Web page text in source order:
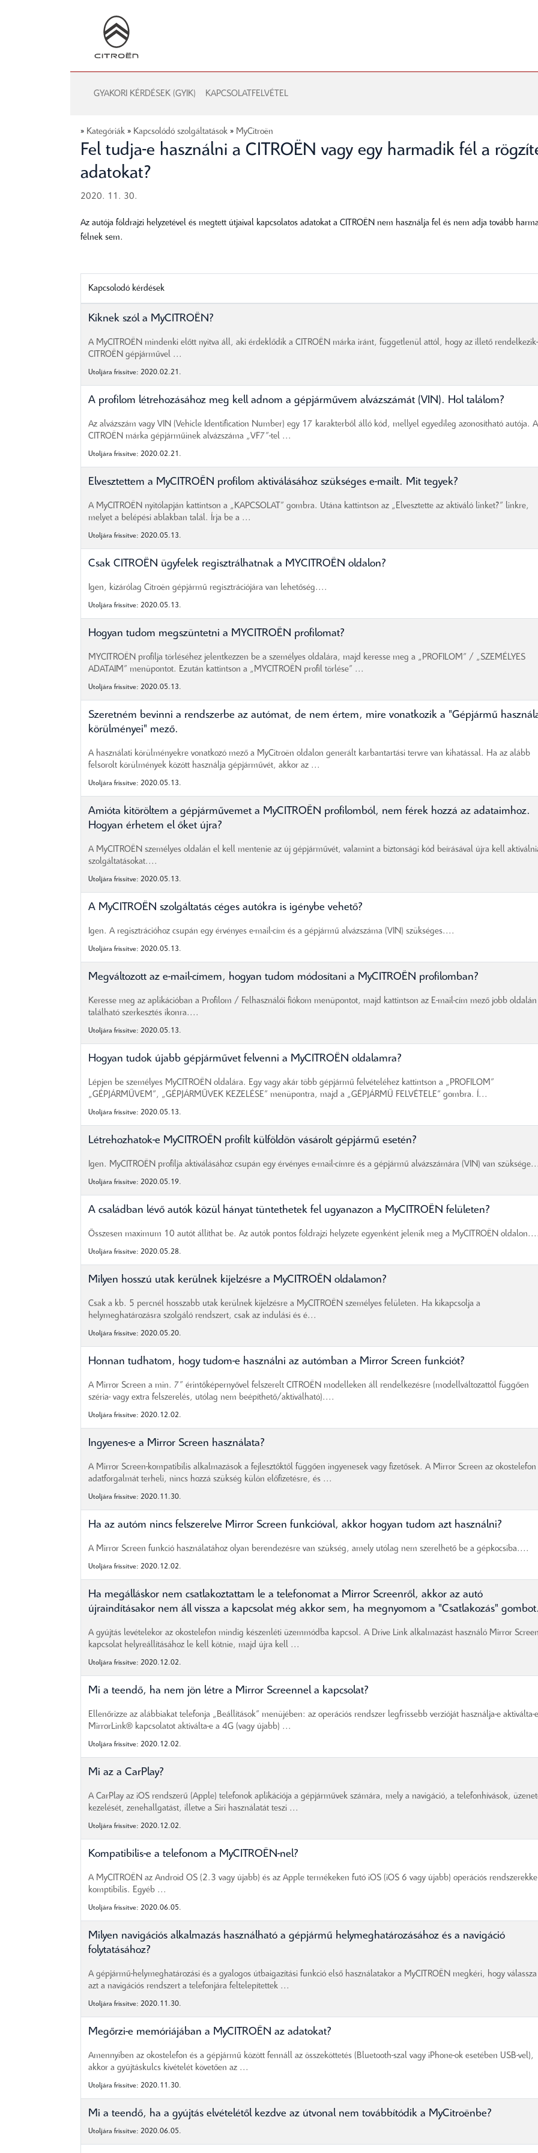
GYAKORI KÉRDÉSEK (GYIK) KAPCSOLATFELVÉTEL
» Kategóriák » Kapcsolódó szolgáltatások » MyCitroën
Fel tudja-e használni a CITROËN vagy egy harmadik fél a
adatokat?
2020. 11. 30.
Az autója földrajzi helyzetével és megtett útjaival kapcsolatos adatokat a CITROËN nem használja fel és nem adja tovább
félnek sem.
Kapcsolodó kérdések
Kiknek szól a MyCITROËN?
A MyCITROËN mindenki előtt nyitva áll, aki érdeklődik a CITROËN márka iránt, függetlenül attól, hogy az illető
CITROËN gépjárművel ...
Utoljára frissítve: 2020.02.21.
A profilom létrehozásához meg kell adnom a gépjárművem alvázszámát (VIN). Hol találom?
Az alvázszám vagy VIN (Vehicle Identification Number) egy 17 karakterből álló kód, mellyel egyedileg azonosítható autója. A
CITROËN márka gépjárműinek alvázszáma „VF7”-tel ...
Utoljára frissítve: 2020.02.21.
Elvesztettem a MyCITROËN profilom aktiválásához szükséges e-mailt. Mit tegyek?
A MyCITROËN nyitólapján kattintson a „KAPCSOLAT” gombra. Utána kattintson az „Elvesztette az aktiváló linket?” linkre,
melyet a belépési ablakban talál. Írja be a ...
Utoljára frissítve: 2020.05.13.
Csak CITROËN ügyfelek regisztrálhatnak a MYCITROËN oldalon?
Igen, kizárólag Citroën gépjármű regisztrációjára van lehetőség....
Utoljára frissítve: 2020.05.13.
Hogyan tudom megszüntetni a MYCITROËN profilomat?
MYCITROËN profilja törléséhez jelentkezzen be a személyes oldalára, majd keresse meg a „PROFILOM” / „SZEMÉLYES
ADATAIM” menüpontot. Ezután kattintson a „MYCITROËN profil törlése” ...
Utoljára frissítve: 2020.05.13.
Szeretném bevinni a rendszerbe az autómat, de nem értem, mire vonatkozik a "Gépjármű
körülményei" mező.
A használati körülményekre vonatkozó mező a MyCitroën oldalon generált karbantartási tervre van kihatással. Ha az alább
felsorolt körülmények között használja gépjárművét, akkor az ...
Utoljára frissítve: 2020.05.13.
Amióta kitöröltem a gépjárművemet a MyCITROËN profilomból, nem férek hozzá az adataimhoz.
Hogyan érhetem el őket újra?
A MyCITROËN személyes oldalán el kell mentenie az új gépjárművét, valamint a biztonsági kód beírásával újra kell
szolgáltatásokat....
Utoljára frissítve: 2020.05.13.
A MyCITROËN szolgáltatás céges autókra is igénybe vehető?
Igen. A regisztrációhoz csupán egy érvényes e-mail-cím és a gépjármű alvázszáma (VIN) szükséges....
Utoljára frissítve: 2020.05.13.
Megváltozott az e-mail-címem, hogyan tudom módosítani a MyCITROËN profilomban?
Keresse meg az aplikációban a Profilom / Felhasználói fiókom menüpontot, majd kattintson az E-mail-cím mező jobb oldalán
található szerkesztés ikonra....
Utoljára frissítve: 2020.05.13.
Hogyan tudok újabb gépjárművet felvenni a MyCITROËN oldalamra?
Lépjen be személyes MyCITROËN oldalára. Egy vagy akár több gépjármű felvételéhez kattintson a „PROFILOM”
„GÉPJÁRMŰVEM”, „GÉPJÁRMŰVEK KEZELÉSE” menüpontra, majd a „GÉPJÁRMŰ FELVÉTELE” gombra. Í...
Utoljára frissítve: 2020.05.13.
Létrehozhatok-e MyCITROËN profilt külföldön vásárolt gépjármű esetén?
Igen. MyCITROËN profilja aktiválásához csupán egy érvényes e-mail-címre és a gépjármű alvázszámára (VIN) van
Utoljára frissítve: 2020.05.19.
A családban lévő autók közül hányat tüntethetek fel ugyanazon a MyCITROËN felületen?
Összesen maximum 10 autót állíthat be. Az autók pontos földrajzi helyzete egyenként jelenik meg a MyCITROËN
Utoljára frissítve: 2020.05.28.
Milyen hosszú utak kerülnek kijelzésre a MyCITROËN oldalamon?
Csak a kb. 5 percnél hosszabb utak kerülnek kijelzésre a MyCITROËN személyes felületen. Ha kikapcsolja a
helymeghatározásra szolgáló rendszert, csak az indulási és é...
Utoljára frissítve: 2020.05.20.
Honnan tudhatom, hogy tudom-e használni az autómban a Mirror Screen funkciót?
A Mirror Screen a min. 7” érintőképernyővel felszerelt CITROËN modelleken áll rendelkezésre (modellváltozattól függően
széria- vagy extra felszerelés, utólag nem beépíthető/aktiválható)....
Utoljára frissítve: 2020.12.02.
Ingyenes-e a Mirror Screen használata?
A Mirror Screen-kompatibilis alkalmazások a fejlesztőktől függően ingyenesek vagy fizetősek. A Mirror Screen az okostelefon
adatforgalmát terheli, nincs hozzá szükség külön előfizetésre, és ...
Utoljára frissítve: 2020.11.30.
Ha az autóm nincs felszerelve Mirror Screen funkcióval, akkor hogyan tudom azt használni?
A Mirror Screen funkció használatához olyan berendezésre van szükség, amely utólag nem szerelhető be a gépkocsiba....
Utoljára frissítve: 2020.12.02.
Ha megálláskor nem csatlakoztattam le a telefonomat a Mirror Screenről, akkor az autó
újraindításakor nem áll vissza a kapcsolat még akkor sem, ha megnyomom a "Csatlakozás"
A gyújtás levételekor az okostelefon mindig készenléti üzemmódba kapcsol. A Drive Link alkalmazást használó Mirror
kapcsolat helyreállításához le kell kötnie, majd újra kell ...
Utoljára frissítve: 2020.12.02.
Mi a teendő, ha nem jön létre a Mirror Screennel a kapcsolat?
Ellenőrizze az alábbiakat telefonja „Beállítások” menüjében: az operációs rendszer legfrissebb verzióját használja-e aktiválta-
MirrorLink® kapcsolatot aktiválta-e a 4G (vagy újabb) ...
Utoljára frissítve: 2020.12.02.
Mi az a CarPlay?
A CarPlay az iOS rendszerű (Apple) telefonok aplikációja a gépjárművek számára, mely a navigáció, a telefonhívások,
kezelését, zenehallgatást, illetve a Siri használatát teszi ...
Utoljára frissítve: 2020.12.02.
Kompatibilis-e a telefonom a MyCITROËN-nel?
A MyCITROËN az Android OS (2.3 vagy újabb) és az Apple termékeken futó iOS (iOS 6 vagy újabb) operációs
komptibilis. Egyéb ...
Utoljára frissítve: 2020.06.05.
Milyen navigációs alkalmazás használható a gépjármű helymeghatározásához és a navigáció
folytatásához?
A gépjármű-helymeghatározási és a gyalogos útbaigazítási funkció első használatakor a MyCITROËN megkéri, hogy
azt a navigációs rendszert a telefonjára feltelepítettek ...
Utoljára frissítve: 2020.11.30.
Megőrzi-e memóriájában a MyCITROËN az adatokat?
Amennyiben az okostelefon és a gépjármű között fennáll az összeköttetés (Bluetooth-szal vagy iPhone-ok esetében USB-vel),
akkor a gyújtáskulcs kivételét követően az ...
Utoljára frissítve: 2020.11.30.
Mi a teendő, ha a gyújtás elvételétől kezdve az útvonal nem továbbítódik a MyCitroënbe?
Utoljára frissítve: 2020.06.05.